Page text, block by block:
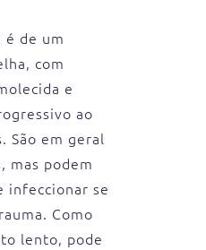
é de um
com
e
ao
São em geral
mas podem
infeccionar se
Como
lento, pode